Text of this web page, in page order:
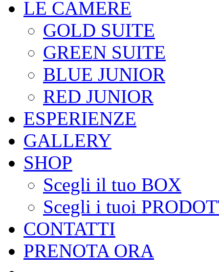
LE CAMERE
GOLD SUITE
GREEN SUITE
BLUE JUNIOR
RED JUNIOR
ESPERIENZE
GALLERY
SHOP
Scegli il tuo BOX
Scegli i tuoi
CONTATTI
PRENOTA ORA